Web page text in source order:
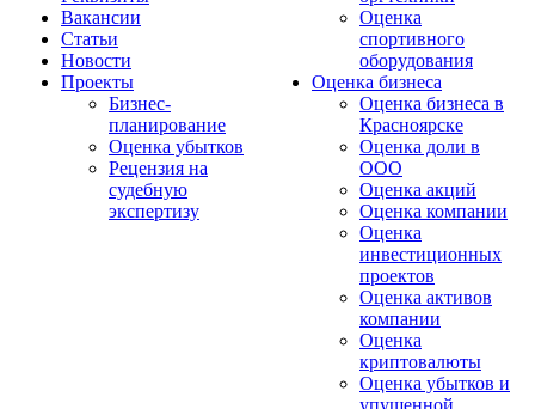
Вакансии
Статьи
Новости
Проекты
Бизнес-
планирование
Оценка убытков
Рецензия на
судебную
экспертизу
Оценка
спортивного
оборудования
Оценка бизнеса
Оценка бизнеса в
Красноярске
Оценка доли в
ООО
Оценка акций
Оценка компании
Оценка
инвестиционных
проектов
Оценка активов
компании
Оценка
криптовалюты
Оценка убытков и
упущенной